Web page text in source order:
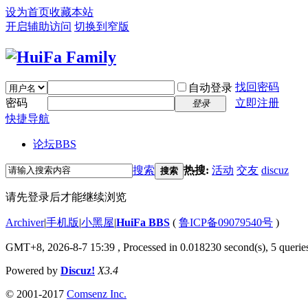
设为首页收藏本站
开启辅助访问 切换到窄版
自动登录 找回密码
密码
登录
立即注册
快捷导航
论坛BBS
搜索 搜索 热搜: 活动 交友 discuz
请先登录后才能继续浏览
Archiver|手机版|小黑屋|HuiFa BBS ( 鲁ICP备09079540号 )
GMT+8, 2026-8-7 15:39 , Processed in 0.018230 second(s), 5
Powered by Discuz! X3.4
© 2001-2017 Comsenz Inc.